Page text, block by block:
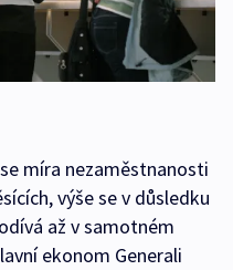
míra nezaměstnanosti
výše se v důsledku
až v samotném
ekonom Generali